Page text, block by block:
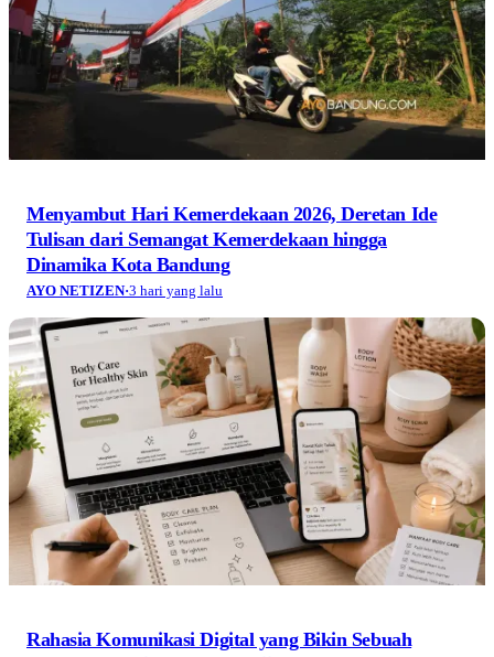
Dinamika Kota Bandung
AYO NETIZEN·3 hari yang lalu
Rahasia Komunikasi Digital yang Bikin Sebuah
Merek Kecantikan Mudah Diingat
AYO NETIZEN 3 hari yang lalu
Jelajah Gunung Salak Bogor: Pendakian, Kawah
Ratu, Harga Tiket, dan Cara Booking Online
WISATA & KULINER·3 hari yang lalu